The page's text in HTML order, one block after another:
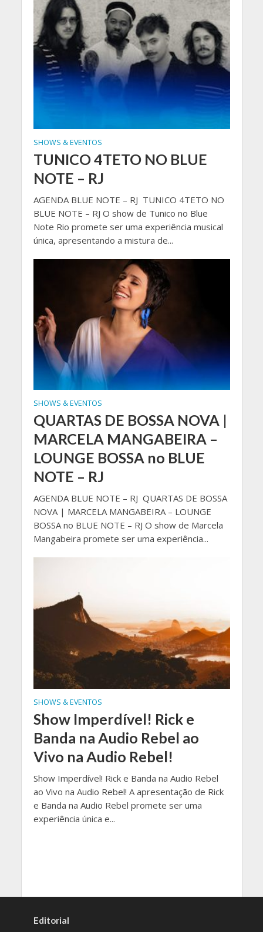
SHOWS & EVENTOS
TUNICO 4TETO NO BLUE
NOTE – RJ
AGENDA BLUE NOTE – RJ TUNICO 4TETO NO
BLUE NOTE – RJ O show de Tunico no Blue
Note Rio promete ser uma experiência musical
única, apresentando a mistura de...
SHOWS & EVENTOS
QUARTAS DE BOSSA NOVA |
MARCELA MANGABEIRA –
LOUNGE BOSSA no BLUE
NOTE – RJ
AGENDA BLUE NOTE – RJ QUARTAS DE BOSSA
NOVA | MARCELA MANGABEIRA – LOUNGE
BOSSA no BLUE NOTE – RJ O show de Marcela
Mangabeira promete ser uma experiência...
SHOWS & EVENTOS
Show Imperdível! Rick e
Banda na Audio Rebel ao
Vivo na Audio Rebel!
Show Imperdível! Rick e Banda na Audio Rebel
ao Vivo na Audio Rebel! A apresentação de Rick
e Banda na Audio Rebel promete ser uma
experiência única e...
Editorial